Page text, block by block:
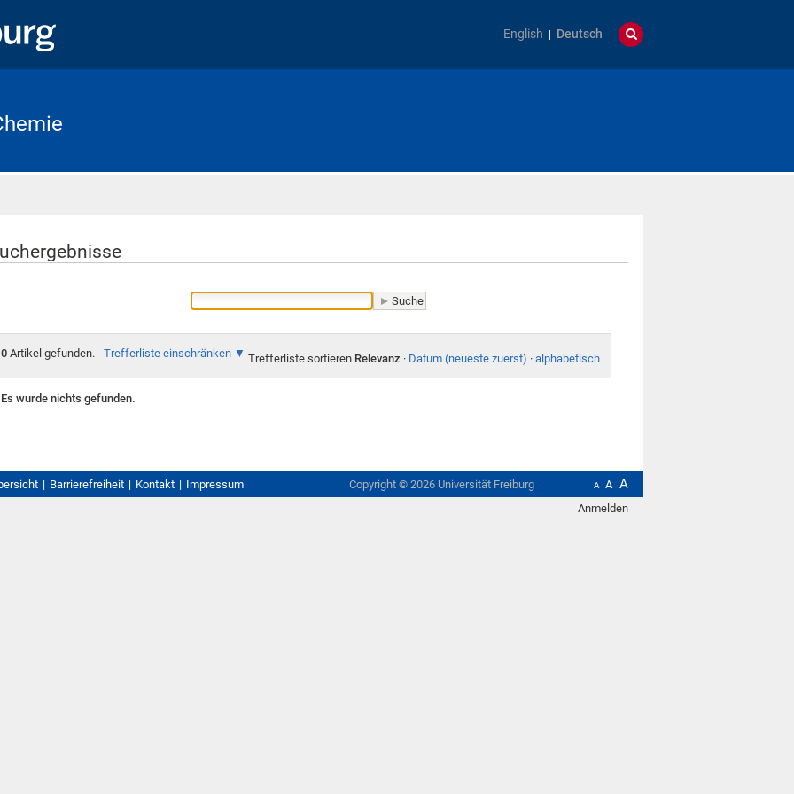
English Deutsch
0Artikel gefunden. Trefferliste einschränken Trefferliste sortieren Relevanz · Datum (neueste zuerst) · alphabetisch
Es wurde nichts gefunden.
Barrierefreiheit Kontakt Impressum A A A
Copyright © 2026Universität Freiburg
Anmelden